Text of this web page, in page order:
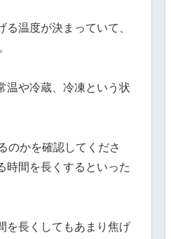
温度が決まっていて、
温や冷蔵、冷凍という状
のかを確認してくださ
時間を長くするといった
を長くしてもあまり焦げ